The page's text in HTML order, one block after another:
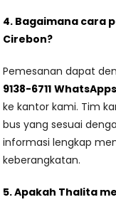
4. Bagaimana cara
Cirebon?
Pemesanan dapat
9138-6711 WhatsApps
ke kantor kami. Tim
bus yang sesuai
informasi lengkap
keberangkatan.
5. Apakah Thalita